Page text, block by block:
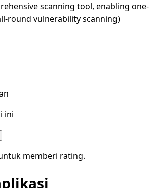
scanning tool, enabling one-
round vulnerability scanning)
ini
memberi rating.